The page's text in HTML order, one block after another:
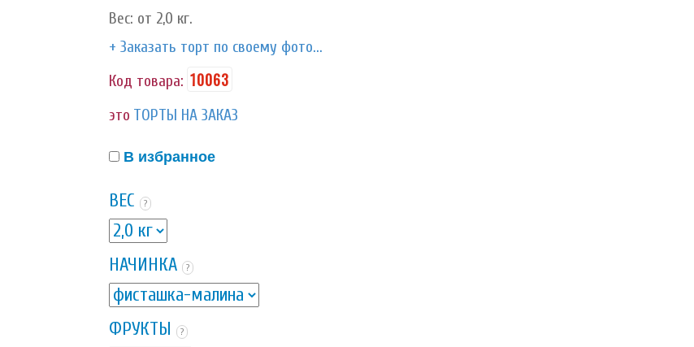
Вес: от 2,0 кг.
+ Заказать торт по своему фото...
Код товара: 10063
это ТОРТЫ НА ЗАКАЗ
В избранное
ВЕС ?
НАЧИНКА ?
ФРУКТЫ ?